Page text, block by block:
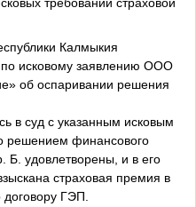
Калмыкия
по исковому заявлению ООО
об оспаривании решения
в суд с указанным исковым
решением финансового
Б. удовлетворены, и в его
страховая премия в
ГЭП.